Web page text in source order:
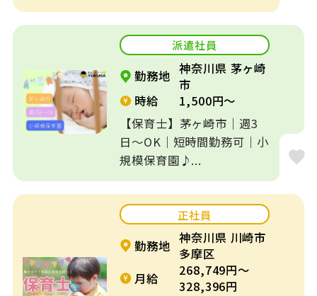
派遣社員
勤務地 神奈川県 茅ヶ崎
市
時給
1,500円～
【保育士】茅ヶ崎市｜週3
日～OK｜短時間勤務可｜小
規模保育園♪...
正社員
勤務地 神奈川県 川崎市
多摩区
月給
268,749円～
328,396円